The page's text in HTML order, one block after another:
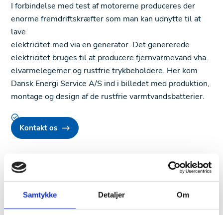
Samtykke Detaljer Om
I forbindelse med test af motorerne produceres der
enorme fremdriftskræfter som man kan udnytte til at
lave
elektricitet med via en generator. Det genererede
elektricitet bruges til at producere fjernvarmevand vha.
elvarmelegemer og rustfrie trykbeholdere. Her kom
Dansk Energi Service A/S ind i billedet med produktion,
montage og design af de rustfrie varmtvandsbatterier.
Kontakt os